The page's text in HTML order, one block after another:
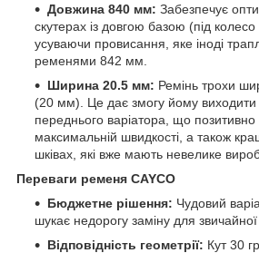
Довжина 840 мм: Забезпечує
скутерах із довгою базою (під
усуваючи провисання, яке іноді
ременями 842 мм.
Ширина 20.5 мм: Ремінь трохи
(20 мм). Це дає змогу йому виходити
переднього варіатора, що позитивно
максимальній швидкості, а також
шківах, які вже мають невелике
Переваги ременя CAYCO
Бюджетне рішення: Чудовий
шукає недорогу заміну для звичайної
Відповідність геометрії: Кут 30